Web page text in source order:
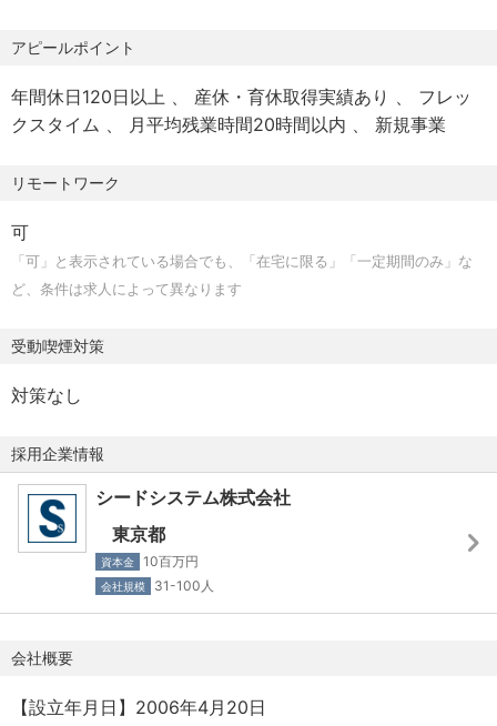
・量産移行に向けた工程構築やパラメータ最適化のコン
・市場ニーズを捉えた技術開発コンサルティング
・市場動向を踏まえた材料・プロセス・設備の選定や改
具体的なタスクとしては、工場の生産現場において、研究
開発から製造生産に至るまで、材料、工程、設備のいずれ
かの分野に関する技術的な問題や市場に関する相談に対応
「求める人物像」電子部品業界において、材料・工程・設
備いずれかの分野で深いご経験をお持ちの方。工場の現場
に直面した具体的な問題を一緒に解決していただける実践
的なスペシャリストを歓迎します。
アピールポイント
年間休日120日以上 産休・育休取得実績あり
フレッ
クスタイム
月平均残業時間20時間以内 新規事業
リモートワーク
可
「可」と表示されている場合でも、「在宅に限る」「一定期間のみ」な
ど、条件は求人によって異なります
受動喫煙対策
対策なし
採用企業情報
シードシステム株式会社
東京都
資本金 10百万円
会社規模 31-100人
会社概要
【設立年月日】2006年4月20日